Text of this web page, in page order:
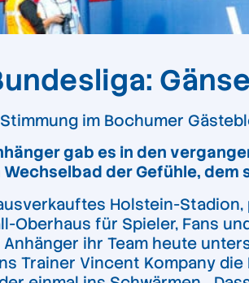
im Bochumer
gab es in den
der Gefühle,
Holstein-
Oberhaus für Spieler, Fans
ihr Team heute
Trainer Vincent Kompany